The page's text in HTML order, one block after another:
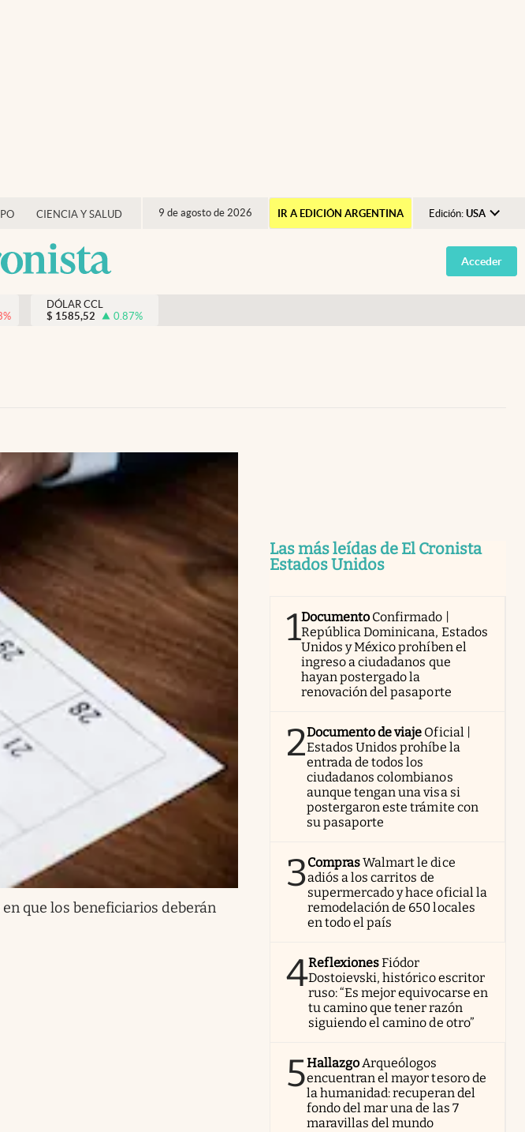
CIENCIA Y SALUD 9 de agosto de 2026 IR A EDICIÓN ARGENTINA Edición: USA
Argentina
España
Acceder
%
DÓLAR CCL
$ 1585,52 0.87%
que los beneficiarios deberán
Las más leídas de El Cronista
Estados Unidos
1Documento Confirmado |
República Dominicana, Estados
Unidos y México prohíben el
ingreso a ciudadanos que
hayan postergado la
renovación del pasaporte
2Documento de viaje Oficial |
Estados Unidos prohíbe la
entrada de todos los
ciudadanos colombianos
aunque tengan una visa si
postergaron este trámite con
su pasaporte
3ComprasWalmart le dice
adiós a los carritos de
supermercado y hace oficial la
remodelación de 650 locales
en todo el país
4ReflexionesFiódor
Dostoievski, histórico escritor
ruso: “Es mejor equivocarse en
tu camino que tener razón
siguiendo el camino de otro”
5Hallazgo Arqueólogos
encuentran el mayor tesoro de
la humanidad: recuperan del
fondo del mar una de las 7
maravillas del mundo